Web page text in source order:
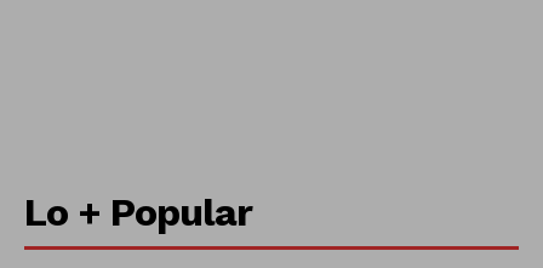
Lo + Popular